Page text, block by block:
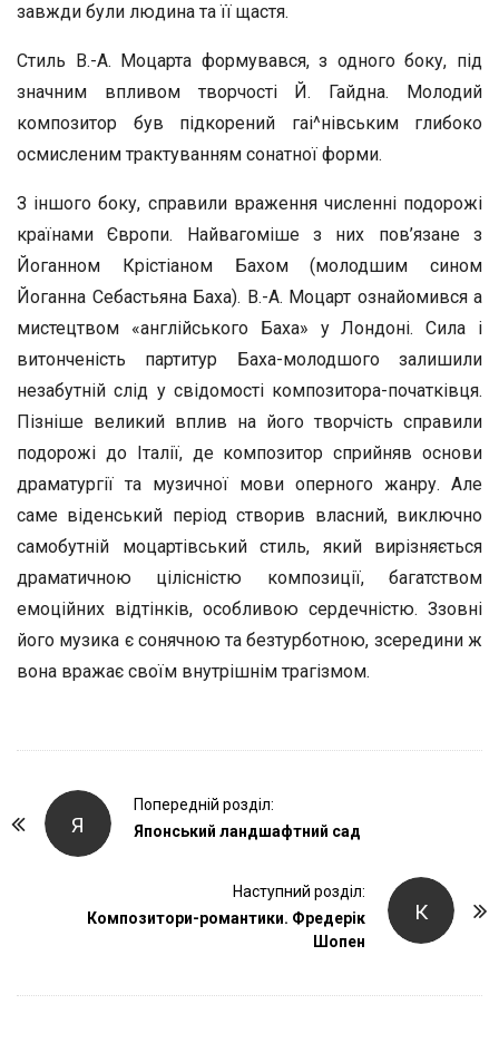
завжди були людина та її щастя.
Стиль В.-А. Моцарта формувався, з одного боку, під
значним впливом творчості Й. Гайдна. Молодий
композитор був підкорений гаі^нівським глибоко
осмисленим трактуванням сонатної форми.
З іншого боку, справили враження численні подорожі
країнами Європи. Найвагоміше з них пов’язане з
Йоганном Крістіаном Бахом (молодшим сином
Йоганна Себастьяна Баха). В.-А. Моцарт ознайомився а
мистецтвом «англійського Баха» у Лондоні. Сила і
витонченість партитур Баха-молодшого залишили
незабутній слід у свідомості композитора-початківця.
Пізніше великий вплив на його творчість справили
подорожі до Італії, де композитор сприйняв основи
драматургії та музичної мови оперного жанру. Але
саме віденський період створив власний, виключно
самобутній моцартівський стиль, який вирізняється
драматичною цілісністю композиції, багатством
емоційних відтінків, особливою сердечністю. Ззовні
його музика є сонячною та безтурботною, зсередини ж
вона вражає своїм внутрішнім трагізмом.
Я
Попередній розділ:
Японський ландшафтний сад
К
Наступний розділ:
Композитори-романтики. Фредерік
Шопен